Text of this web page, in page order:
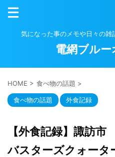
気になった事のメモや日々の雑
電網ブル
HOME > 食べ物の話題 >
食べ物の話題 外食記録
【外食記録】諏訪
バスターズクォータ